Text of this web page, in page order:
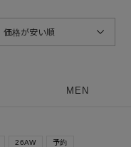
価格が安い順
MEN
26AW 予約